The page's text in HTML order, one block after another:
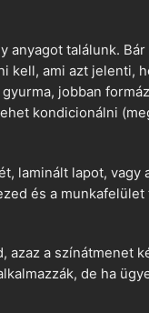
anyagot találunk.
kell, ami azt jelenti,
jobban
kondicionálni
laminált lapot,
és a
azaz a színátmenet
de ha